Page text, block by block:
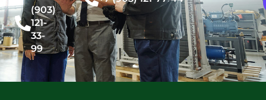
(903)
121-
33-
99